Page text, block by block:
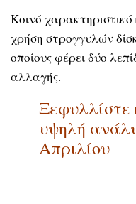
Κοινό
χρήση στρογγυλών
οποίους φέρει δύο
αλλαγής.
Ξεφυλλίστε
υψηλή
Απριλίου